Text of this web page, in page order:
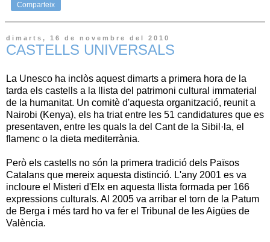
Comparteix
dimarts, 16 de novembre del 2010
CASTELLS UNIVERSALS
La Unesco ha inclòs aquest dimarts a primera hora de la
tarda els castells a la llista del patrimoni cultural immaterial
de la humanitat. Un comitè d'aquesta organització, reunit a
Nairobi (Kenya), els ha triat entre les 51 candidatures que es
presentaven, entre les quals la del Cant de la Sibil·la, el
flamenc o la dieta mediterrània.
Però els castells no són la primera tradició dels Països
Catalans que mereix aquesta distinció. L'any 2001 es va
incloure el Misteri d'Elx en aquesta llista formada per 166
expressions culturals. Al 2005 va arribar el torn de la Patum
de Berga i més tard ho va fer el Tribunal de les Aigües de
València.